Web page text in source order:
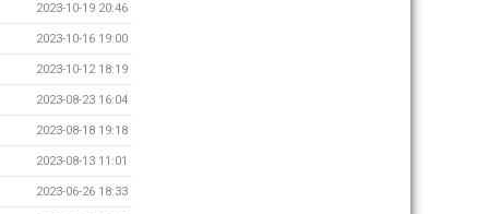
2023-10-19 20:46
2023-10-16 19:00
2023-10-12 18:19
2023-08-23 16:04
2023-08-18 19:18
2023-08-13 11:01
2023-06-26 18:33